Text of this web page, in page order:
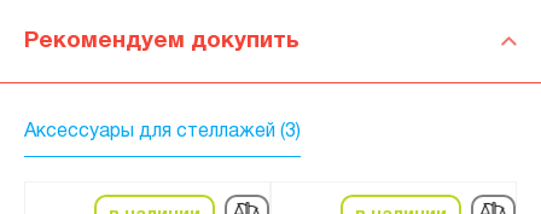
Рекомендуем докупить
Аксессуары для стеллажей (3)